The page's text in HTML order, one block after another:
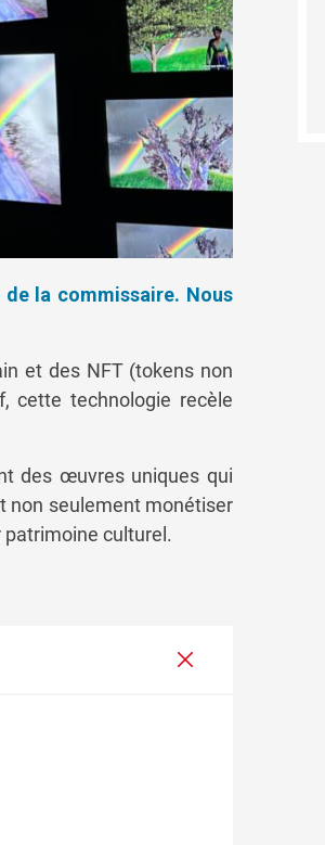
la commissaire. Nous
et des NFT (tokens non
cette technologie recèle
des œuvres uniques qui
non seulement monétiser
culturel.